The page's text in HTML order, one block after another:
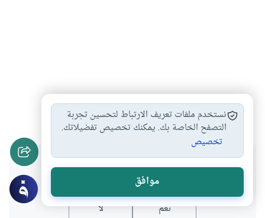
آداب الدعاء #مناسك الحج #الحج والعمرة
هل انتفعت بهذا المحتوى؟
نعم لا
نستخدم ملفات تعريف الارتباط لتحسين تجربة
التصفح الخاصة بك. يمكنك تخصيص تفضيلاتك.
تخصيص
موافق